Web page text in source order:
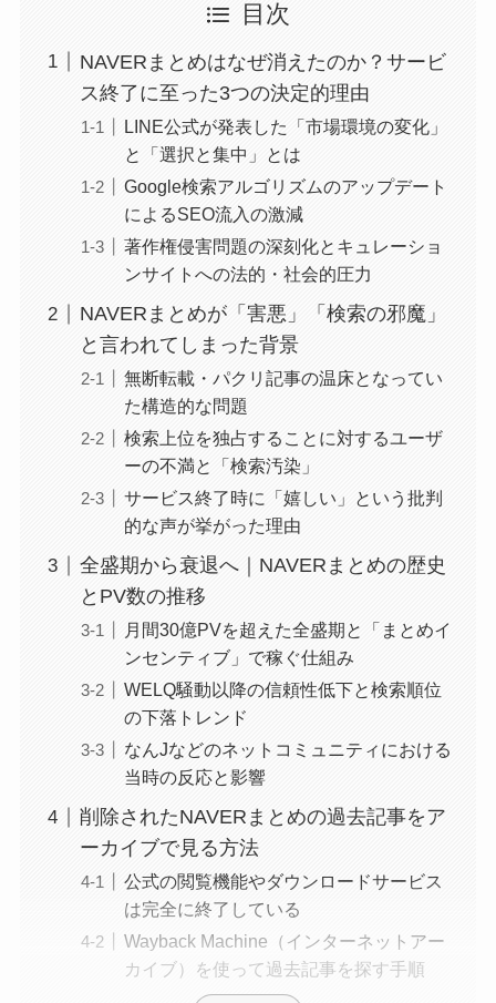
目次
NAVERまとめはなぜ消えたのか？サービ
ス終了に至った3つの決定的理由
LINE公式が発表した「市場環境の変化」
と「選択と集中」とは
Google検索アルゴリズムのアップデート
によるSEO流入の激減
著作権侵害問題の深刻化とキュレーショ
ンサイトへの法的・社会的圧力
NAVERまとめが「害悪」「検索の邪魔」
と言われてしまった背景
無断転載・パクリ記事の温床となってい
た構造的な問題
検索上位を独占することに対するユーザ
ーの不満と「検索汚染」
サービス終了時に「嬉しい」という批判
的な声が挙がった理由
全盛期から衰退へ｜NAVERまとめの歴史
とPV数の推移
月間30億PVを超えた全盛期と「まとめイ
ンセンティブ」で稼ぐ仕組み
WELQ騒動以降の信頼性低下と検索順位
の下落トレンド
なんJなどのネットコミュニティにおける
当時の反応と影響
削除されたNAVERまとめの過去記事をア
ーカイブで見る方法
公式の閲覧機能やダウンロードサービス
は完全に終了している
Wayback Machine（インターネットアー
カイブ）を使って過去記事を探す手順